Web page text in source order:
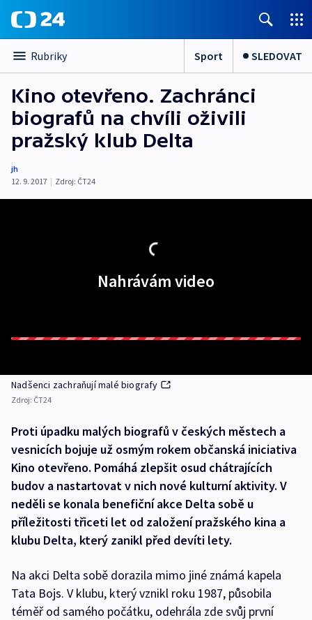
Rubriky Sport SLEDOVAT
Kino otevřeno. Zachránci
biografů na chvíli oživili
pražský klub Delta
jh
12. 9. 2017 | Zdroj: ČT24
Nahrávám video
Nadšenci zachraňují malé biografy
Zdroj: ČT24
Proti úpadku malých biografů v českých městech a
vesnicích bojuje už osmým rokem občanská iniciativa
Kino otevřeno. Pomáhá zlepšit osud chátrajících
budov a nastartovat v nich nové kulturní aktivity. V
neděli se konala benefiční akce Delta sobě u
příležitosti třiceti let od založení pražského kina a
klubu Delta, který zanikl před devíti lety.
Na akci Delta sobě dorazila mimo jiné známá kapela
Tata Bojs. V klubu, který vznikl roku 1987, působila
téměř od samého počátku, odehrála zde svůj první